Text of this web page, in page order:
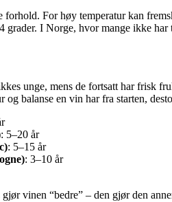
For høy temperatur kan
grader. I Norge, hvor mange ikke
unge, mens de fortsatt har
balanse en vin har fra starten,
: 5–20 år
: 5–15 år
: 3–10 år
vinen “bedre” – den gjør den